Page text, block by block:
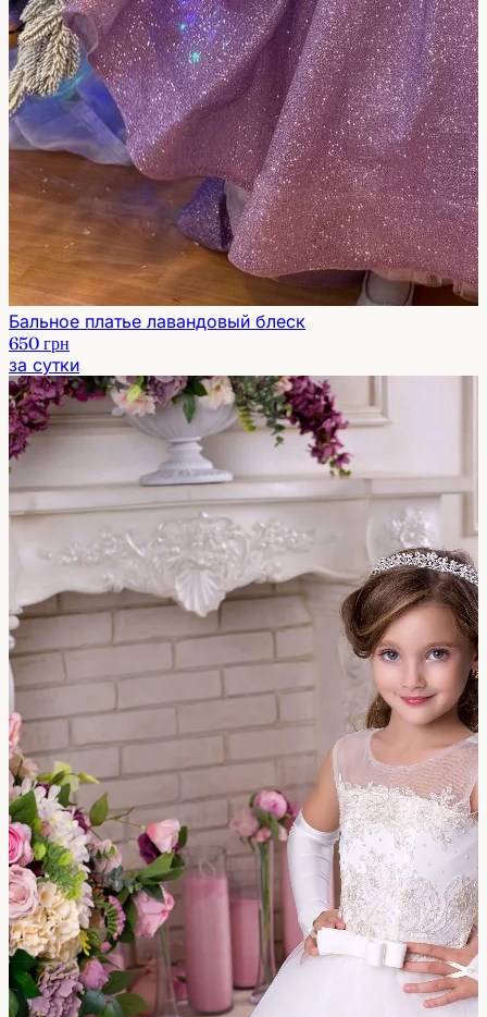
Бальное платье лавандовый блеск
650 грн
за сутки